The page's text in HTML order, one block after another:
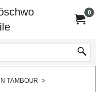
0
TAMBOUR >